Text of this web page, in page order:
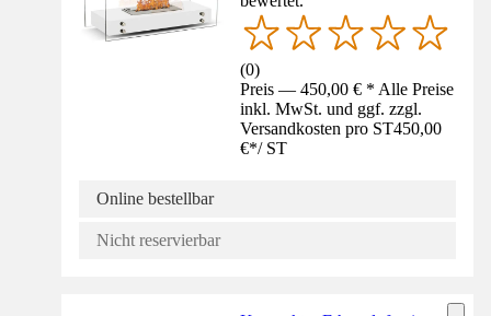
(0)
Preis — 450,00 € * Alle Preise
inkl. MwSt. und ggf. zzgl.
Versandkosten pro ST450,00
€*/ ST
Online bestellbar
Nicht reservierbar